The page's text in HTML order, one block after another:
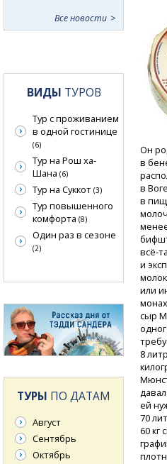
Он
в
в
в
всё-
и
или
сыр
8
ей
70
60 кг
Все новости
ВИДЫ ТУРОВ
Тур с проживанием
в одной гостинице
(6)
Тур на Рош ха-
Шана (6)
Тур на Суккот (3)
Тур повышенного
комфорта (8)
Один раз в сезоне
(2)
ТУРЫ ПО ДАТАМ
Август
Сентябрь
Октябрь